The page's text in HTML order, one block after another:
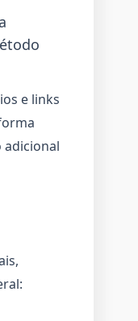
e links
adicional